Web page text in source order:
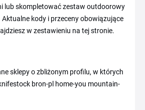
lub skompletować zestaw outdoorowy
kody i przeceny obowiązujące
w zestawieniu na tej stronie.
sklepy o zbliżonym profilu, w których
bron-pl home-you mountain-